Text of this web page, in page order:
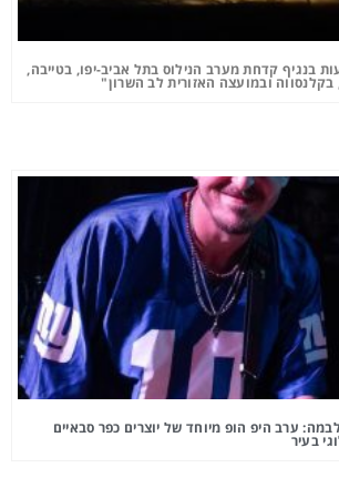
בנגיף קדחת מערב הנילוס בתל אביב-יפו, בטייבה,
בקלנסווה ובמועצה האזורית לב השרון"
ערב היפ הופ מיוחד של יוצרים כפר סבאיים
בעיר